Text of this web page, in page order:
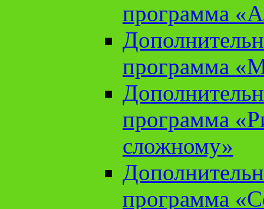
программа
программа
программа
сложному»
программа